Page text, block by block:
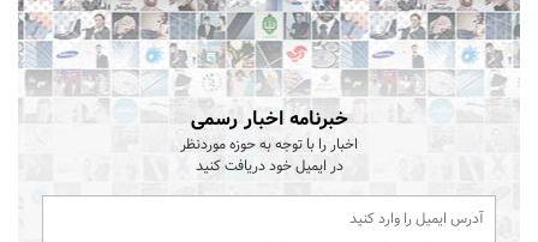
خبرنامه اخبار رسمی
اخبار را با توجه به حوزه موردنظر
در ایمیل خود دریافت کنید